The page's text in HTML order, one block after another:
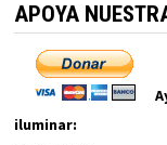
APOYA
iluminar: